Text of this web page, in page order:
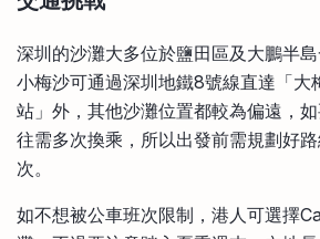
深圳的沙灘大多位於鹽田區及大鵬半
小梅沙可通過深圳地鐵8號線直達「大
站」外，其他沙灘位置都較為偏遠，
往需多次換乘，所以出發前需規劃好
次。
如不想被公車班次限制，港人可選擇